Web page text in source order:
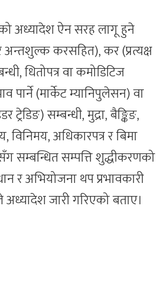
अध्यादेश ऐन सरह लागू हुने
अन्तशुल्क करसहित), कर (प्रत्यक्ष
धितोपत्र वा कमोडिटिज
पार्ने (मार्केट म्यानिपुलेसन) वा
ट्रेडिङ) सम्बन्धी, मुद्रा, बैङ्किङ,
विनिमय, अधिकारपत्र र बिमा
सम्बन्धित सम्पत्ति शुद्धीकरणको
र अभियोजना थप प्रभावकारी
जारी गरिएको बताए।